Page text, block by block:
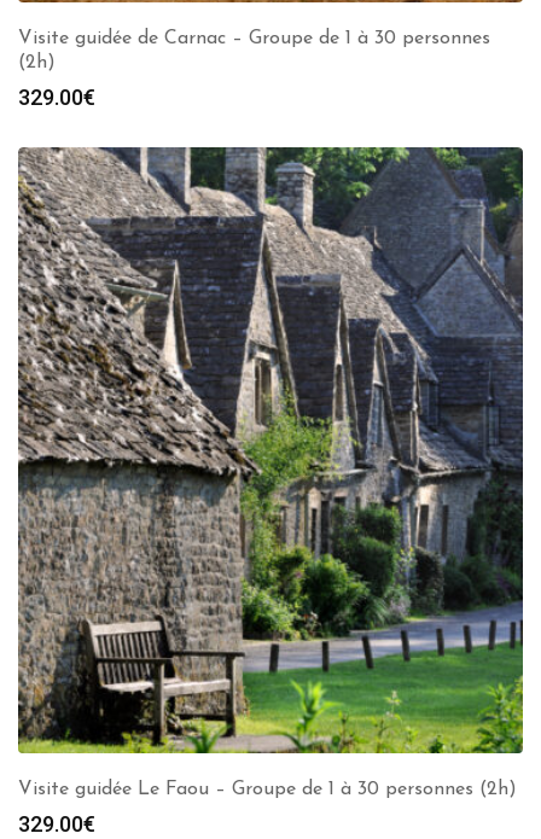
Visite guidée de Carnac – Groupe de 1 à 30 personnes
(2h)
329.00€
Visite guidée Le Faou – Groupe de 1 à 30 personnes (2h)
329.00€